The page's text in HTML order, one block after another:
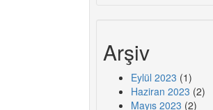
Arşiv
Eylül 2023 (1)
Haziran 2023 (2)
Mayıs 2023 (2)